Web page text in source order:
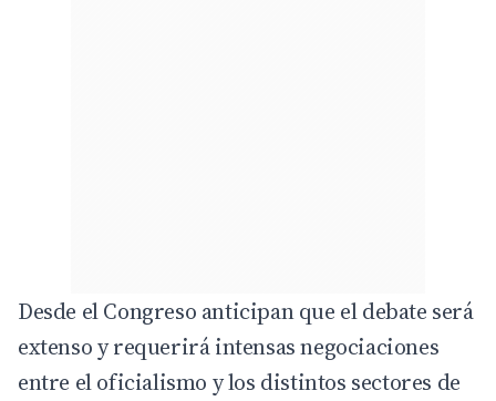
Desde el Congreso anticipan que el debate será
extenso y requerirá intensas negociaciones
entre el oficialismo y los distintos sectores de